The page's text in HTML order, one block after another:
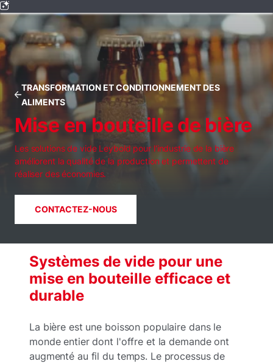
TRANSFORMATION ET CONDITIONNEMENT DES
ALIMENTS
Mise en bouteille de bière
Les solutions de vide Leybold pour l'industrie de la bière
améliorent la qualité de la production et permettent de
réaliser des économies.
CONTACTEZ-NOUS
Systèmes de vide pour une
mise en bouteille efficace et
durable
La bière est une boisson populaire dans le
monde entier dont l'offre et la demande ont
augmenté au fil du temps. Le processus de